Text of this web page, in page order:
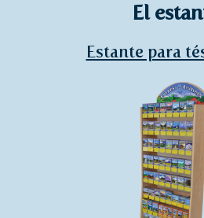
El
Estante para